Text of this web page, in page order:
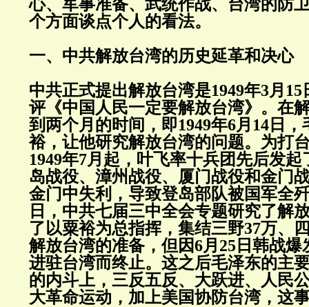
心、军事准备、武统作战、台湾的防
个方面谈点个人的看法。
一、中共解放台湾的历史延革和决心
中共正式提出解放台湾是1949年3月
评《中国人民一定要解放台湾》。在
到两个月的时间，即1949年6月14日
裕，让他研究解放台湾的问题。为打
1949年7月起，叶飞率十兵团先后发
岛战役、漳州战役、厦门战役和金门
金门中失利，导致登岛部队被国军全
日，中共七届三中全会专题研究了解
了以粟裕为总指挥，集结三野37万、
解放台湾的准备，但因6月25日韩战
进驻台湾而终止。这之后毛泽东的主
的内斗上，三反五反、大跃进、人民
大革命运动，加上美国协防台湾，这